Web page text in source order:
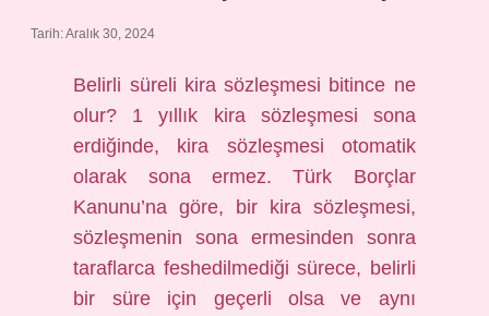
Tarih: Aralık 30, 2024
Belirli süreli kira sözleşmesi bitince ne
olur? 1 yıllık kira sözleşmesi sona
erdiğinde, kira sözleşmesi otomatik
olarak sona ermez. Türk Borçlar
Kanunu’na göre, bir kira sözleşmesi,
sözleşmenin sona ermesinden sonra
taraflarca feshedilmediği sürece, belirli
bir süre için geçerli olsa ve aynı